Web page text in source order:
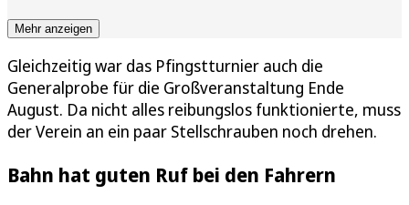
Mehr anzeigen
Gleichzeitig war das Pfingstturnier auch die
Generalprobe für die Großveranstaltung Ende
August. Da nicht alles reibungslos funktionierte, muss
der Verein an ein paar Stellschrauben noch drehen.
Bahn hat guten Ruf bei den Fahrern